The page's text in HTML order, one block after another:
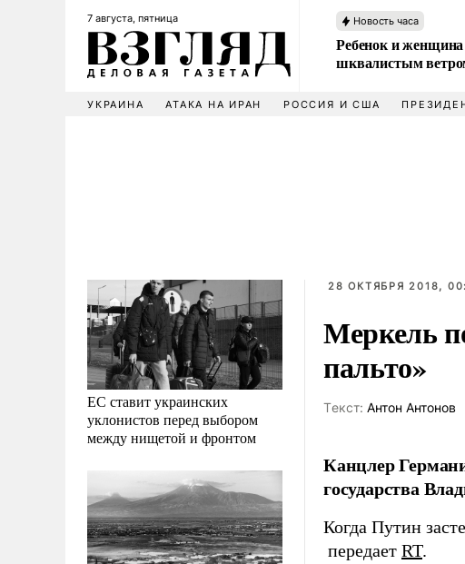
7 августа, пятница Новость часа
Ребенок и женщина
шквалистым
УКРАИНА АТАКА НА ИРАН РОССИЯ И США
ЕС ставит украинских
уклонистов перед выбором
между нищетой и фронтом
28 ОКТЯБРЯ 2018,
Меркель
пальто»
Tекст: Антон Антонов
Канцлер
государства
Когда Путин
передает RT.